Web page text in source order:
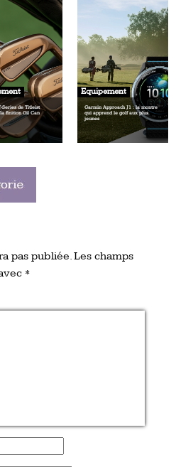
de Titleist
finition Oil Can
Equipement
Garmin Approach J1 : la montre
qui apprend le golf aux plus
jeunes
pas publiée.Les champs
*